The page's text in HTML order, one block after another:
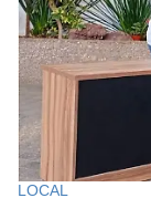
LOCAL